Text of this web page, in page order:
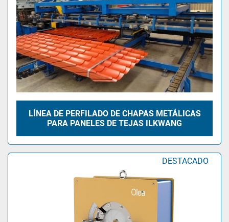
LÍNEA DE PERFILADO DE CHAPAS METÁLICAS
PARA PANELES DE TEJAS ILKWANG
DESTACADO